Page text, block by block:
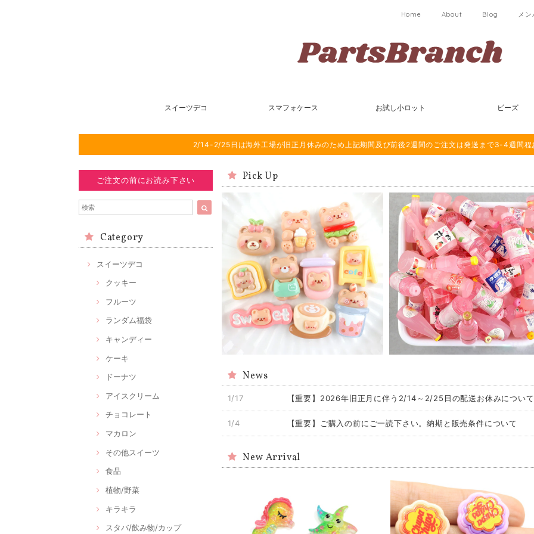
Home About Blog メ
スイーツデコ スマフォケース お試し小ロット ビーズ
2/14-2/25日は海外工場が旧正月休みのため上記期間及び前後2週間のご注文は発送まで3-4週間程
ご注文の前にお読み下さい
Category
スイーツデコ
クッキー
フルーツ
ランダム福袋
キャンディー
ケーキ
ドーナツ
アイスクリーム
チョコレート
マカロン
その他スイーツ
食品
植物/野菜
キラキラ
スタバ/飲み物/カップ
Pick Up
News
1/17 【重要】2026年旧正月に伴う2/14～2/25日の配送お休みについて
1/4 【重要】ご購入の前にご一読下さい。納期と販売条件について
New Arrival